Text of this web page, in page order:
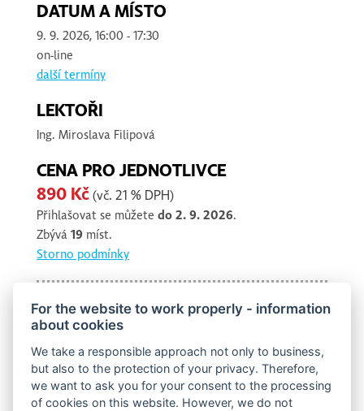
DATUM A MÍSTO
9. 9. 2026, 16:00 - 17:30
on-line
další termíny
LEKTOŘI
Ing. Miroslava Filipová
CENA PRO JEDNOTLIVCE
890 Kč(vč. 21 % DPH)
Přihlašovat se můžete do 2. 9. 2026.
Zbývá 19 míst.
Storno podmínky
Seminář je určen především pro učitele druhého
stupně a tomu odpovídajících ročníků víceletých
gymnázií, kteří hledají způsob, jak smysluplně
procvičovat a opakovat probranou látku a
postupně připravovat žáky na JPZ.
For the website to work properly - information
about cookies
We take a responsible approach not only to business,
but also to the protection of your privacy. Therefore,
we want to ask you for your consent to the processing
of cookies on this website. However, we do not